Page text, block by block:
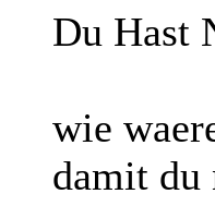
Du Hast
wie
damit du